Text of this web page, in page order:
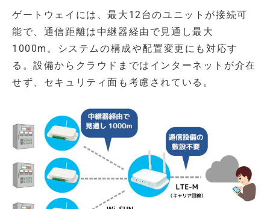
ゲートウェイには、最大12台のユニットが接続可
能で、通信距離は中継器経由で見通し最大
1000m。システムの構成や配置変更にも対応す
る。設備からクラウドまではインターネットが介在
せず、セキュリティ面も考慮されている。